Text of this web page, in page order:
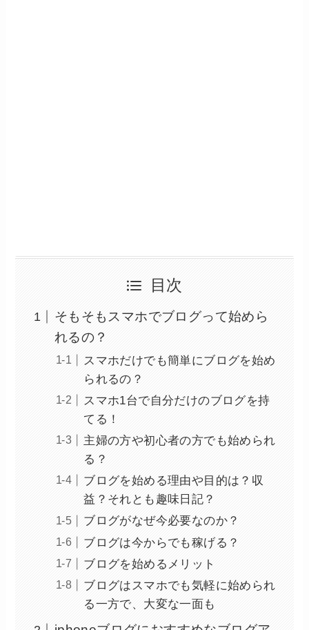
目次
そもそもスマホでブログって始めら
れるの？
スマホだけでも簡単にブログを始め
られるの？
スマホ1台で自分だけのブログを持
てる！
主婦の方や初心者の方でも始められ
る？
ブログを始める理由や目的は？収
益？それとも趣味日記？
ブログがなぜ今必要なのか？
ブログは今からでも稼げる？
ブログを始めるメリット
ブログはスマホでも気軽に始められ
る一方で、大変な一面も